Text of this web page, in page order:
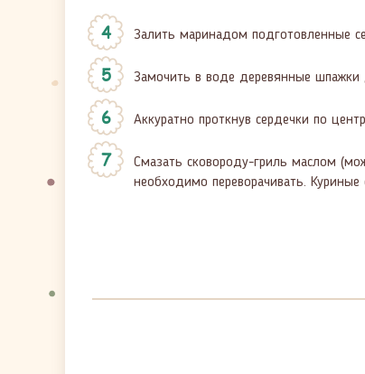
Залить маринадом подготовленные
Замочить в воде деревянные
Аккуратно проткнув сердечки по
Смазать сковороду-гриль маслом
необходимо переворачивать. Куриные